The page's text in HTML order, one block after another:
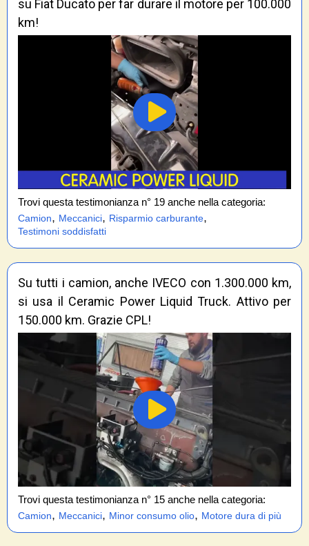
su Fiat Ducato per far durare il motore per 100.000
km!
Trovi questa testimonianza n° 19 anche nella categoria:
Camion, Meccanici, Risparmio carburante,
Testimoni soddisfatti
Su tutti i camion, anche IVECO con 1.300.000 km,
si usa il Ceramic Power Liquid Truck. Attivo per
150.000 km. Grazie CPL!
Trovi questa testimonianza n° 15 anche nella categoria:
Camion, Meccanici, Minor consumo olio, Motore dura di più